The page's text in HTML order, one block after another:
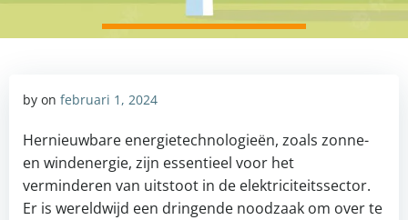
by on februari 1, 2024
Hernieuwbare energietechnologieën, zoals zonne-
en windenergie, zijn essentieel voor het
verminderen van uitstoot in de elektriciteitssector.
Er is wereldwijd een dringende noodzaak om over te